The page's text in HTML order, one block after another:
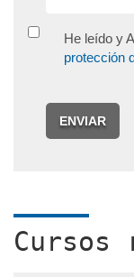
He leído y
protección
ENVIAR
Cursos